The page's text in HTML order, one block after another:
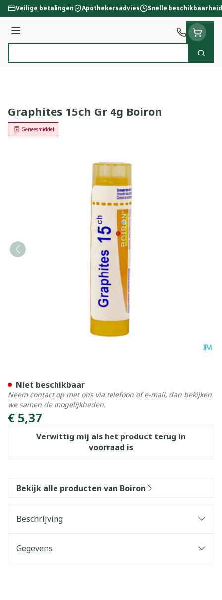
Ga naar de inhoud
Veilige betalingen Apothekersadvies Snelle beschikbaarheid
Menu
Zoek
Graphites 15ch Gr 4g Boiron
Geneesmiddel
€ 5,37
Verwittig mij als het product terug in
voorraad is
Niet beschikbaar
Neem contact op met ons via telefoon of e-mail, dan bekijken
we samen de mogelijkheden.
Bekijk alle producten van Boiron
Beschrijving
Gegevens